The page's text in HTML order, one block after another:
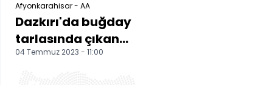
Afyonkarahisar - AA
Dazkırı'da buğday
tarlasında çıkan
yangın söndürüldü
04 Temmuz 2023 - 11:00